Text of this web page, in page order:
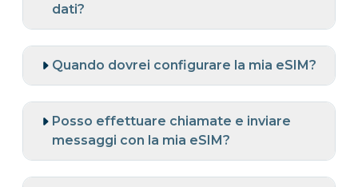
dati?
Quando dovrei configurare la mia eSIM?
Posso effettuare chiamate e inviare
messaggi con la mia eSIM?